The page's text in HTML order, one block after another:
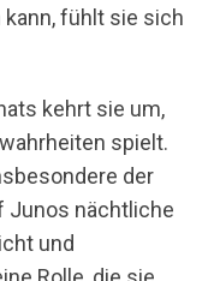
fühlt sie sich
kehrt sie um,
spielt.
der
Junos nächtliche
und